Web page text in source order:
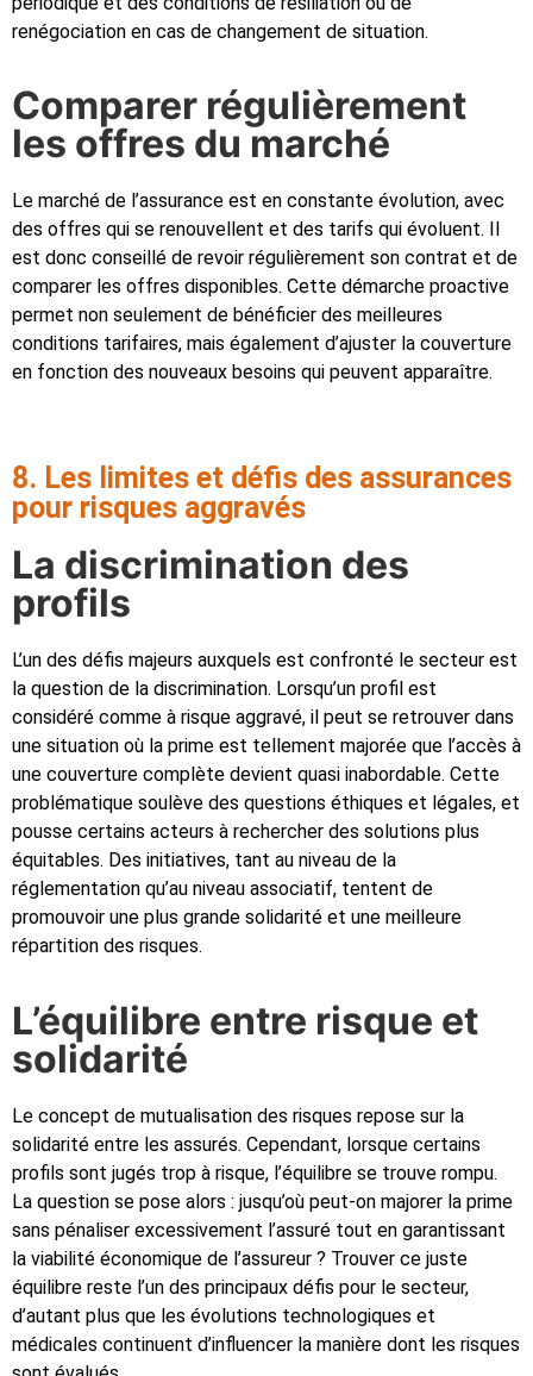
renégociation en cas de changement de situation.
Comparer régulièrement
les offres du marché
Le marché de l’assurance est en constante évolution, avec
des offres qui se renouvellent et des tarifs qui évoluent. Il
est donc conseillé de revoir régulièrement son contrat et de
comparer les offres disponibles. Cette démarche proactive
permet non seulement de bénéficier des meilleures
conditions tarifaires, mais également d’ajuster la couverture
en fonction des nouveaux besoins qui peuvent apparaître.
8. Les limites et défis des assurances
pour risques aggravés
La discrimination des
profils
L’un des défis majeurs auxquels est confronté le secteur est
la question de la discrimination. Lorsqu’un profil est
considéré comme à risque aggravé, il peut se retrouver dans
une situation où la prime est tellement majorée que l’accès à
une couverture complète devient quasi inabordable. Cette
problématique soulève des questions éthiques et légales, et
pousse certains acteurs à rechercher des solutions plus
équitables. Des initiatives, tant au niveau de la
réglementation qu’au niveau associatif, tentent de
promouvoir une plus grande solidarité et une meilleure
répartition des risques.
L’équilibre entre risque et
solidarité
Le concept de mutualisation des risques repose sur la
solidarité entre les assurés. Cependant, lorsque certains
profils sont jugés trop à risque, l’équilibre se trouve rompu.
La question se pose alors : jusqu’où peut-on majorer la prime
sans pénaliser excessivement l’assuré tout en garantissant
la viabilité économique de l’assureur ? Trouver ce juste
équilibre reste l’un des principaux défis pour le secteur,
d’autant plus que les évolutions technologiques et
médicales continuent d’influencer la manière dont les risques